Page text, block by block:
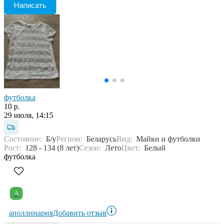
Написать
футболка
10 р.
29 июля, 14:15
Состояние: Б/уРегион: БеларусьВид: Майки и футболки
Рост: 128 - 134 (8 лет)Сезон: ЛетоЦвет: Белый
футболка
А
аполлинарияДобавить отзыв